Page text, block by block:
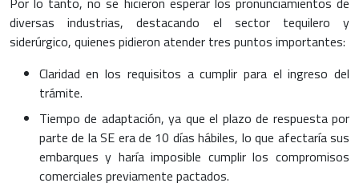
diversas industrias, destacando el sector tequilero y
siderúrgico, quienes pidieron atender tres puntos importantes:
Claridad en los requisitos a cumplir para el ingreso del
trámite.
Tiempo de adaptación, ya que el plazo de respuesta por
parte de la SE era de 10 días hábiles, lo que afectaría sus
embarques y haría imposible cumplir los compromisos
comerciales previamente pactados.